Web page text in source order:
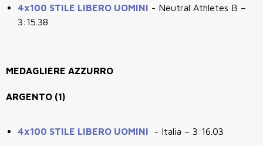
4x100 STILE LIBERO UOMINI - Neutral Athletes B –
3:15.38
MEDAGLIERE AZZURRO
ARGENTO (1)
4x100 STILE LIBERO UOMINI - Italia – 3:16.03